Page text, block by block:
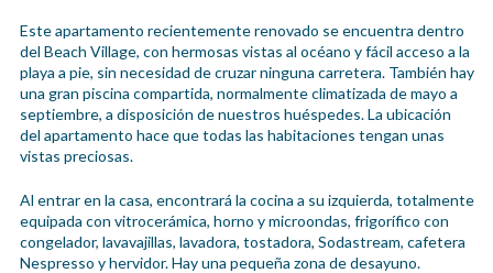
Este apartamento recientemente renovado se encuentra dentro
del Beach Village, con hermosas vistas al océano y fácil acceso a la
playa a pie, sin necesidad de cruzar ninguna carretera. También hay
una gran piscina compartida, normalmente climatizada de mayo a
septiembre, a disposición de nuestros huéspedes. La ubicación
del apartamento hace que todas las habitaciones tengan unas
vistas preciosas.
Al entrar en la casa, encontrará la cocina a su izquierda, totalmente
equipada con vitrocerámica, horno y microondas, frigorífico con
congelador, lavavajillas, lavadora, tostadora, Sodastream, cafetera
Nespresso y hervidor. Hay una pequeña zona de desayuno.